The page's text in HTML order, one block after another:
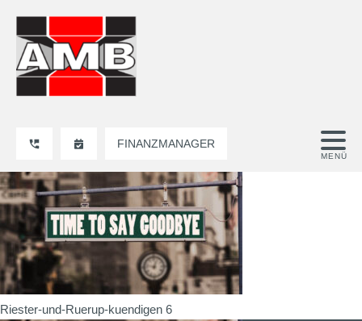
FINANZMANAGER
Riester-und-Ruerup-kuendigen 6